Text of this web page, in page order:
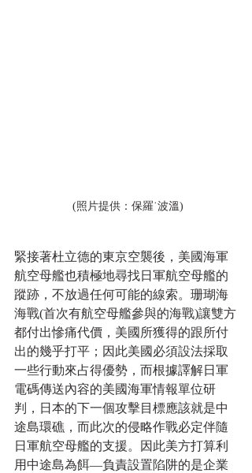
(照片提供：保羅˙波溫)
緊接著杜立德的東京空襲後，美國海軍
航空母艦也積極地尋找日軍航空母艦的
蹤跡，不放過任何可能的線索。珊瑚海
海戰(首次有航空母艦參與的海戰)讓雙方
都付出慘痛代價，美國所獲得的跟所付
出的幾乎打平；因此美國必須設法採取
一些行動來占得優勢，而根據譯解日軍
電碼傳送內容的美國海軍情報單位研
判，日本的下一個攻擊目標應該就是中
途島環礁，而此次的侵略作戰必定伴隨
日軍航空母艦的支援。因此美方打算利
用中途島為餌—負責設置陷阱的是企業